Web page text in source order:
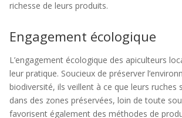
richesse de leurs produits.
Engagement écologique
L’engagement écologique des apiculteurs
leur pratique. Soucieux de préserver
biodiversité, ils veillent à ce que leurs ruches
dans des zones préservées, loin de toute
favorisent également des méthodes de